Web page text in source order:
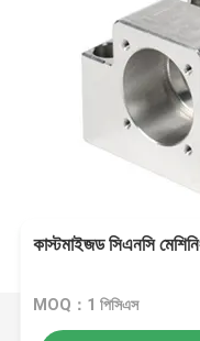
কাস্টমাইজড সিএনসি
MOQ：1 পিসিএস